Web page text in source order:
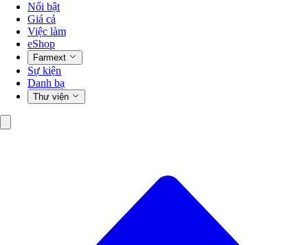
Nổi bật
Giá cả
Việc làm
eShop
Farmext
Sự kiện
Danh bạ
Thư viện